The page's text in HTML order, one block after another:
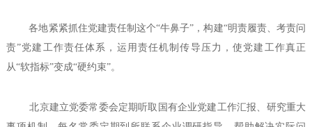
各地紧紧抓住党建责任制这个“牛鼻子”，构建“明责履责、考责问
责”党建工作责任体系，运用责任机制传导压力，使党建工作真正
从“软指标”变成“硬约束”。
北京建立党委常委会定期听取国有企业党建工作汇报、研究重大